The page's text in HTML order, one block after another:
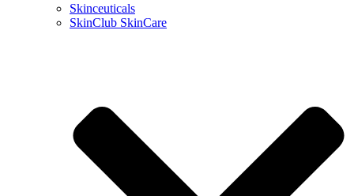
Skinceuticals
SkinClub SkinCare